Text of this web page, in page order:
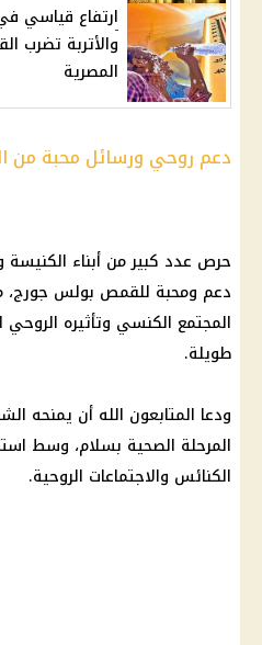
ارتفاع قياسي
والأتربة تضرب
المصرية
دعم روحي ورسائل محبة من
حرص عدد كبير من أبناء الكنيسة
دعم ومحبة للقمص بولس جورج،
المجتمع الكنسي وتأثيره
طويلة.
ودعا المتابعون الله أن يمنحه
المرحلة الصحية بسلام، وسط
الكنائس والاجتماعات الروحية.